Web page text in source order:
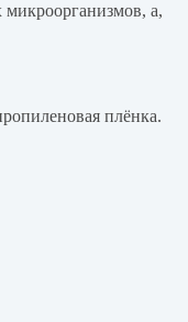
микроорганизмов, а,
плёнка.